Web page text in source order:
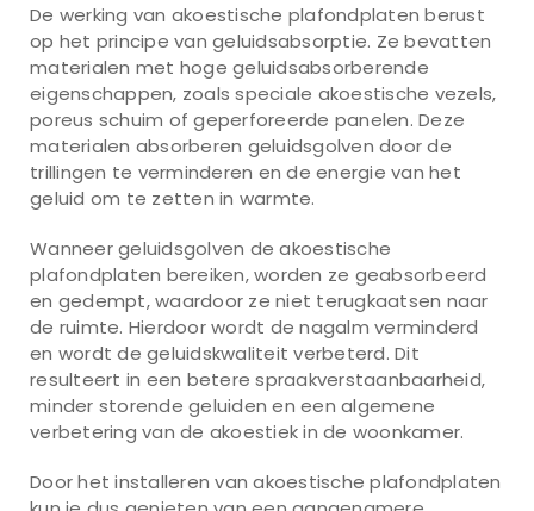
De werking van akoestische plafondplaten berust
op het principe van geluidsabsorptie. Ze bevatten
materialen met hoge geluidsabsorberende
eigenschappen, zoals speciale akoestische vezels,
poreus schuim of geperforeerde panelen. Deze
materialen absorberen geluidsgolven door de
trillingen te verminderen en de energie van het
geluid om te zetten in warmte.
Wanneer geluidsgolven de akoestische
plafondplaten bereiken, worden ze geabsorbeerd
en gedempt, waardoor ze niet terugkaatsen naar
de ruimte. Hierdoor wordt de nagalm verminderd
en wordt de geluidskwaliteit verbeterd. Dit
resulteert in een betere spraakverstaanbaarheid,
minder storende geluiden en een algemene
verbetering van de akoestiek in de woonkamer.
Door het installeren van akoestische plafondplaten